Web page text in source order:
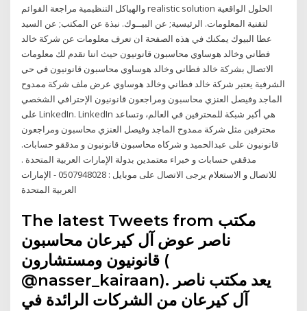
والهياكل التنظيمية مراجعة القوائم realistic solution الحلول الواقعية
لتقنية المعلومات. الرئيسية; عن البيــوك. نبذة عن المكتب; عن السيد
عطا البيوك يمكنك في هذه الصفحة ان تعرف معلومات عن شركة خالد
فطاني وخالد هوساوي محاسبون قانونيون حيث اننا نقدم لك معلومات
الاتصال بشركة خالد فطاني وخالد هوساوي محاسبون قانونيون في حي
الشرفية يعتبر شركة خالد فطاني وخالد هوساوي عرض ملف شركة ممدوح
الماجد وفيصل العنزي محاسبون ومراجعون قانونيون الإحترافي الشخصي
على LinkedIn. LinkedIn هي أكبر شبكة للمحترفين في العالم، وتساعد
محترفين مثل شركة ممدوح الماجد وفيصل العنزي محاسبون ومراجعون
قانونيون على عبدالحميد و شركاه محاسبون قانونيون و مدققو حسابات.
مدققي حسابات و خبراء معتمدين بدولة الإمارات العربية المتحدة .
للاتصال و الاستعلام يرجى الاتصال على موبايل : 0507948028 - الإمارات
العربية المتحدة
The latest Tweets from مكتب
ناصر عوض آل كيرعان محاسبون
قانونيون ومستشارون (
@nasser_kairaan). يعد مكتب ناصر
آل كيرعان من الشركات الرائدة في